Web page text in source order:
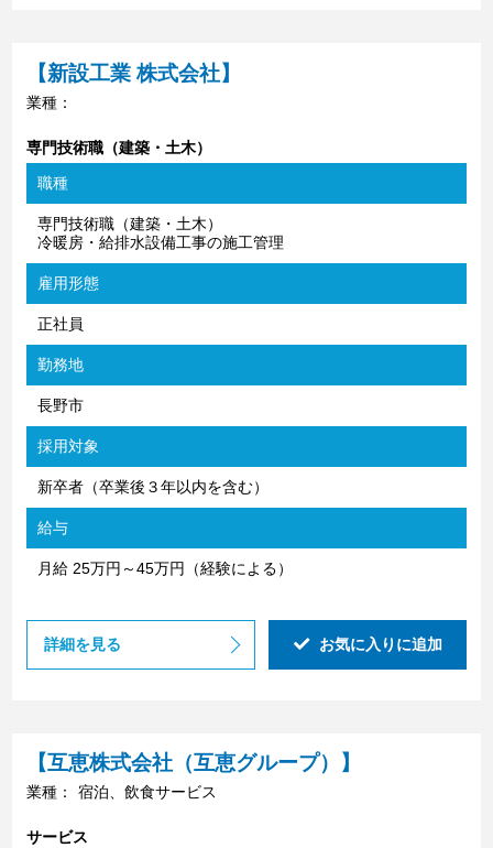
【新設工業 株式会社】
業種：
専門技術職（建築・土木）
職種
専門技術職（建築・土木）
冷暖房・給排水設備工事の施工管理
雇用形態
正社員
勤務地
長野市
採用対象
新卒者（卒業後３年以内を含む）
給与
月給 25万円～45万円（経験による）
詳細を見る お気に入りに追加
【互恵株式会社（互恵グループ）】
業種： 宿泊、飲食サービス
サービス